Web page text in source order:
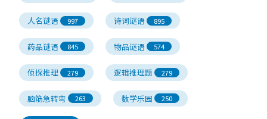
人名谜语 997 诗词谜语 895
药品谜语 845 物品谜语 574
侦探推理 279 逻辑推理题 279
脑筋急转弯 263 数学乐园 250